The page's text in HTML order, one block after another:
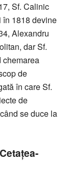
Sf. Calinic
în 1818 devine
Alexandru
dar Sf.
chemarea
de
în care Sf.
de
se duce la